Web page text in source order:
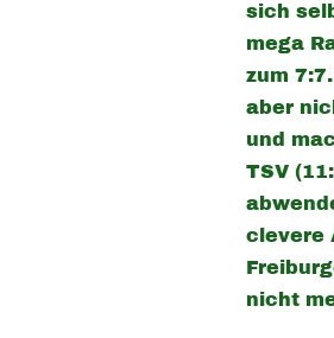
sich
mega
zum
aber
und
TSV
clevere
nicht